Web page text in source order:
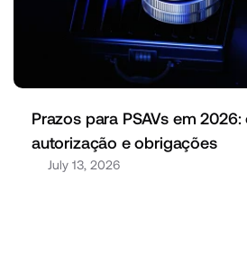
Prazos para PSAVs em 2026:
autorização e obrigações
July 13, 2026